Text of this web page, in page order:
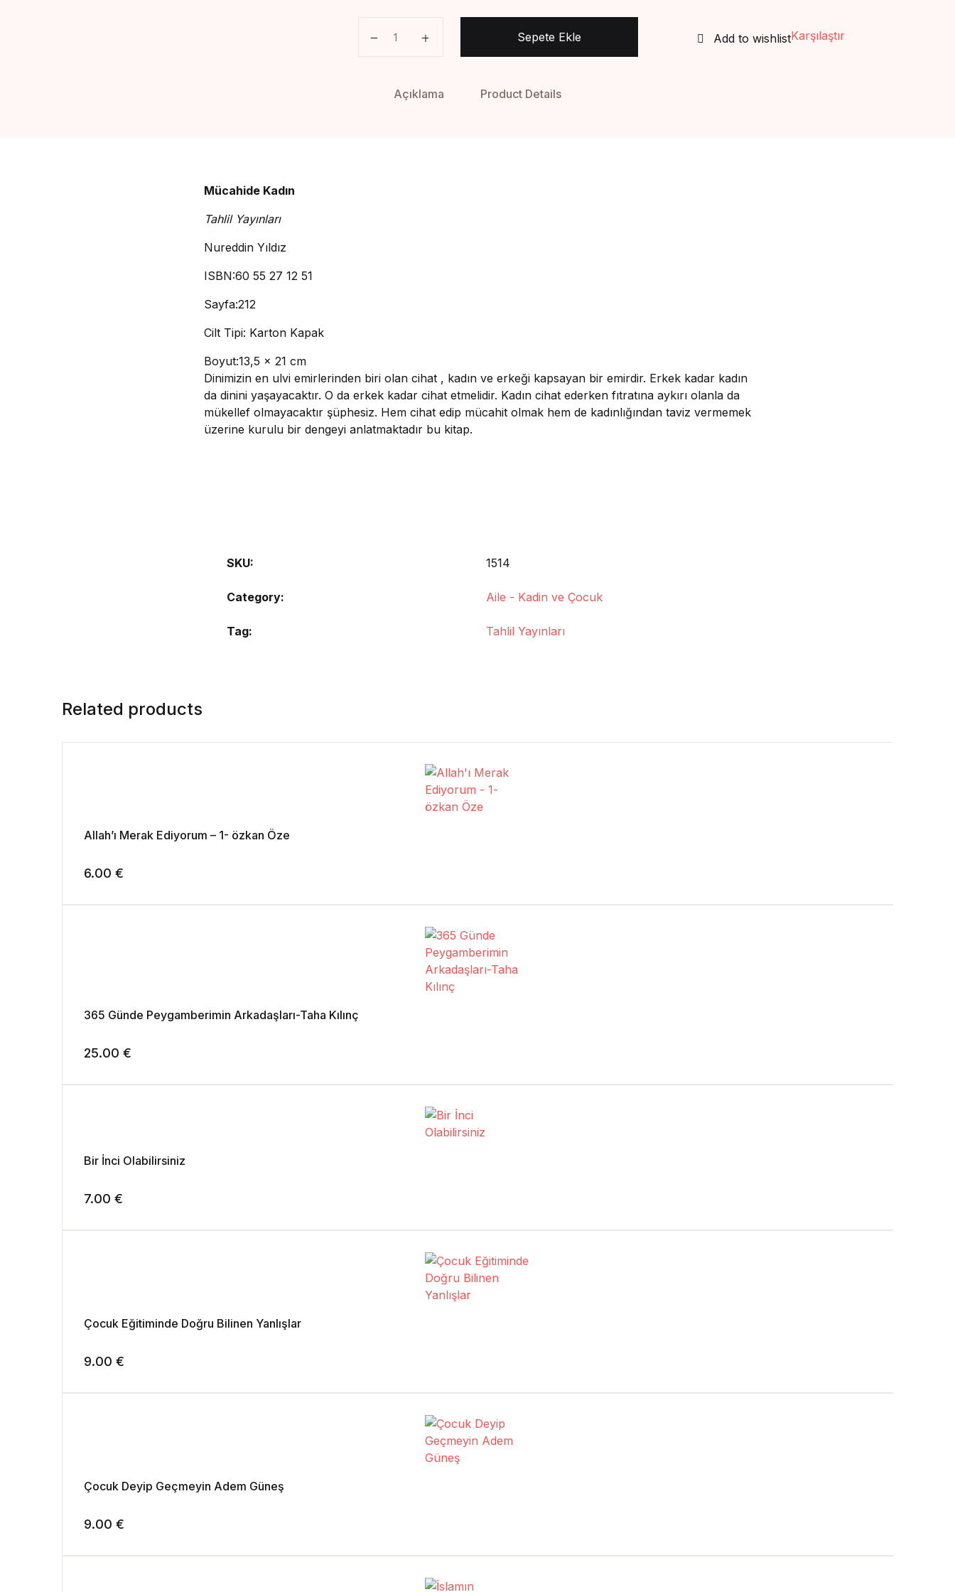
Create Account
Sepete Ekle Add to wishlistKarşılaştır
Açıklama Product Details
Mücahide Kadın
Tahlil Yayınları
Nureddin Yıldız
ISBN:60 55 27 12 51
Sayfa:212
Cilt Tipi: Karton Kapak
Boyut:13,5 x 21 cm
Dinimizin en ulvi emirlerinden biri olan cihat , kadın ve erkeği kapsayan bir emirdir. Erkek kadar kadın
da dinini yaşayacaktır. O da erkek kadar cihat etmelidir. Kadın cihat ederken fıtratına aykırı olanla da
mükellef olmayacaktır şüphesiz. Hem cihat edip mücahit olmak hem de kadınlığından taviz vermemek
üzerine kurulu bir dengeyi anlatmaktadır bu kitap.
SKU: 1514
Category: Aile - Kadin ve Çocuk
Tag: Tahlil Yayınları
Related products
Allah’ı Merak Ediyorum – 1- özkan Öze
6.00 €
365 Günde Peygamberimin Arkadaşları-Taha Kılınç
25.00 €
Bir İnci Olabilirsiniz
7.00 €
Çocuk Eğitiminde Doğru Bilinen Yanlışlar
9.00 €
Çocuk Deyip Geçmeyin Adem Güneş
9.00 €